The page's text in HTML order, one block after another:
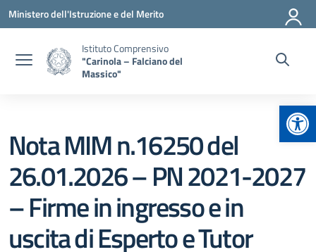
Vai ai contenuti
Vai al menu di navigazione
Vai al footer
Ministero dell'Istruzione e del Merito
Istituto Comprensivo
"Carinola – Falciano del
Massico"
Nota MIM n.16250 del
26.01.2026 – PN 2021-2027
– Firme in ingresso e in
uscita di Esperto e Tutor